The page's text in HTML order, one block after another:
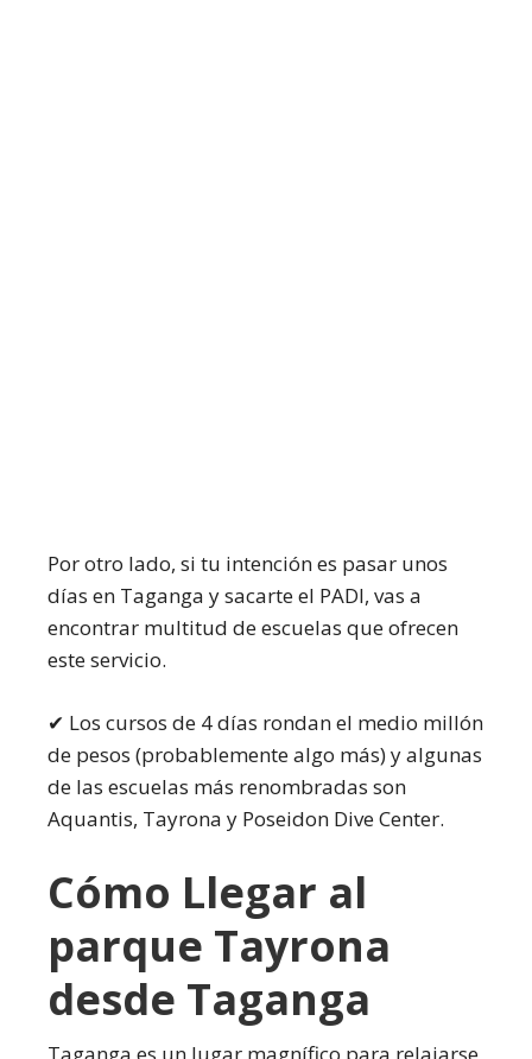
Por otro lado, si tu intención es pasar unos
días en Taganga y sacarte el PADI, vas a
encontrar multitud de escuelas que ofrecen
este servicio.
✔ Los cursos de 4 días rondan el medio millón
de pesos (probablemente algo más) y algunas
de las escuelas más renombradas son
Aquantis, Tayrona y Poseidon Dive Center.
Cómo Llegar al
parque Tayrona
desde Taganga